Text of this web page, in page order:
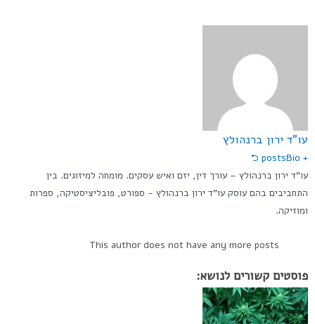
עו"ד ירון ברנהולץ
+ posts
Bio ⮌
עו”ד ירון ברנהולץ – עורך דין, יזם ואיש עסקים. מומחה למיזוגים. בין
התחביבים בהם עוסק עו"ד ירון ברנהולץ - ספורט, פובליציסטיקה, ספרות
ומוזיקה.
This author does not have any more posts
פוסטים קשורים לנושא: